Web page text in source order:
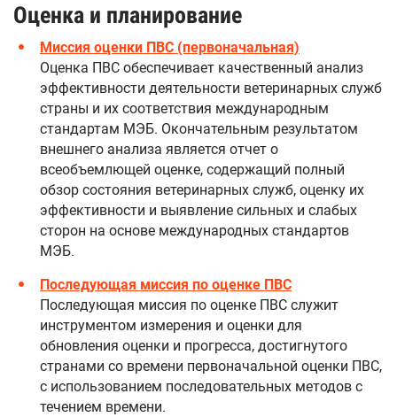
Оценка и планирование
Миссия оценки ПВС (первоначальная)
Оценка ПВС обеспечивает качественный анализ
эффективности деятельности ветеринарных служб
страны и их соответствия международным
стандартам МЭБ. Окончательным результатом
внешнего анализа является отчет о
всеобъемлющей оценке, содержащий полный
обзор состояния ветеринарных служб, оценку их
эффективности и выявление сильных и слабых
сторон на основе международных стандартов
МЭБ.
Последующая миссия по оценке ПВС
Последующая миссия по оценке ПВС служит
инструментом измерения и оценки для
обновления оценки и прогресса, достигнутого
странами со времени первоначальной оценки ПВС,
с использованием последовательных методов с
течением времени.